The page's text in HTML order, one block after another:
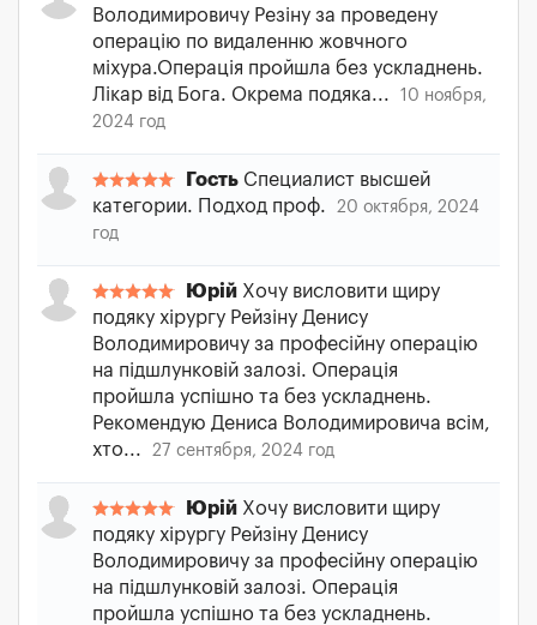
Володимировичу Резіну за проведену
операцію по видаленню жовчного
міхура.Операція пройшла без ускладнень.
Лікар від Бога. Окрема подяка...
10 ноября,
2024 год
Гость Специалист высшей
категории. Подход проф.
20 октября, 2024
год
Юрій Хочу висловити щиру
подяку хірургу Рейзіну Денису
Володимировичу за професійну операцію
на підшлунковій залозі. Операція
пройшла успішно та без ускладнень.
Рекомендую Дениса Володимировича всім,
хто...
27 сентября, 2024 год
Юрій Хочу висловити щиру
подяку хірургу Рейзіну Денису
Володимировичу за професійну операцію
на підшлунковій залозі. Операція
пройшла успішно та без ускладнень.